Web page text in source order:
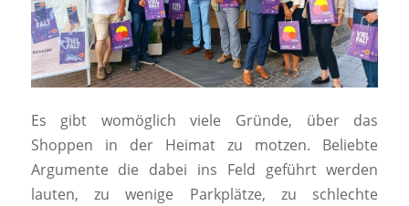
Es gibt womöglich viele Gründe, über das
Shoppen in der Heimat zu motzen. Beliebte
Argumente die dabei ins Feld geführt werden
lauten, zu wenige Parkplätze, zu schlechte